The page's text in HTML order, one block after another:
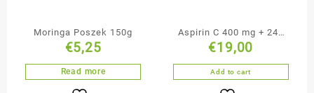
Moringa Poszek 150g
€5,25
Read more
Aspirin C 400 mg + 240
mg 20 tabletek
musujących
€19,00
Add to cart